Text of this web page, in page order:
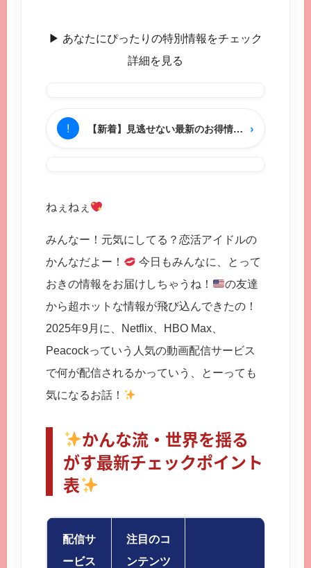
▶︎ あなたにぴったりの特別情報をチェック
詳細を見る
! 【新着】見逃せない最新のお得情報をチェック ›
ねぇねぇ
みんなー！元気にしてる？恋活アイドルの
かんなだよー！
今日もみんなに、とって
おきの情報をお届けしちゃうね！
の友達
から超ホットな情報が飛び込んできたの！
2025年9月に、Netflix、HBO Max、
Peacockっていう人気の動画配信サービス
で何が配信されるかっていう、とーっても
気になるお話！
かんな流・世界を揺る
がす最新チェックポイント
表
配信サ
ービス
注目のコ
ンテンツ